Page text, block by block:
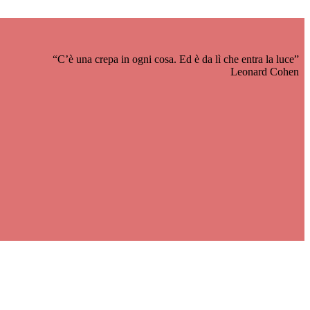
“C’è una crepa in ogni cosa. Ed è da lì che entra la luce”
Leonard Cohen